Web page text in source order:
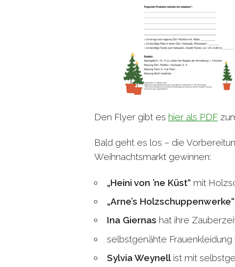
Den Flyer gibt es hier als PDF
Bald geht es los – die
Weihnachtsmarkt gewinnen:
„Heini von ’ne Küst“mit
„Arne’s Holzschuppenwerke“
Ina Giernas hat ihre
selbstgenähte
Sylvia Weynellist mit